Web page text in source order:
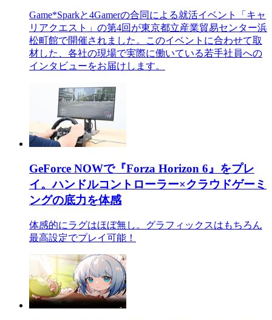
Game*Sparkと4Gamerの合同による就活イベント「キャ
リアクエスト」の第4回が東京都立産業貿易センター浜
松町館で開催されました。このイベントに合わせて取
材した、各社の現場で実際に働いている若手社員への
インタビューをお届けします。
GeForce NOWで『Forza Horizon 6』をプレ
イ。ハンドルコントローラー×クラウドゲーミ
ングの底力を体感
体感的にラグはほぼ無し。グラフィックスはもちろん
最高設定でプレイ可能！